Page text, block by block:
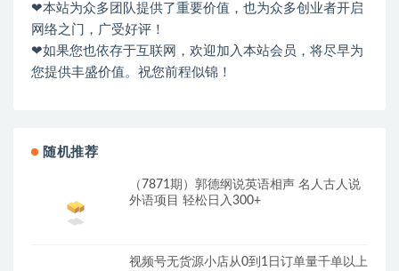
❤本站为众多团队提供了重要价值，也为众多创业者开启
网络之门，广受好评！
❤如果您也依存于互联网，欢迎加入本站会员，将尽早为
您提供丰盛价值。祝您前程似锦！
随机推荐
（7871期）郭德纲说英语相声 名人古人说
外语项目 轻松日入300+
视频号无货源小店从0到1日订单量千单以上